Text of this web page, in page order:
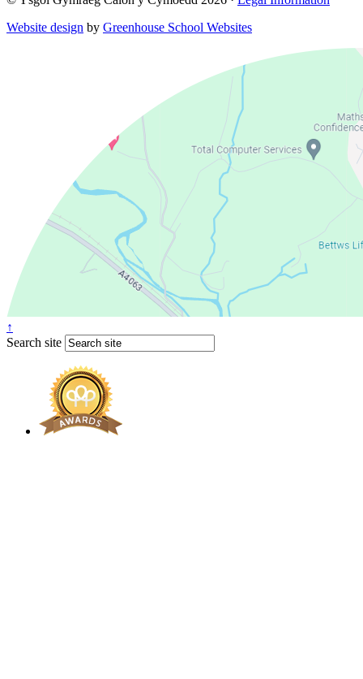
Website design by Greenhouse School Websites
↑
Search site